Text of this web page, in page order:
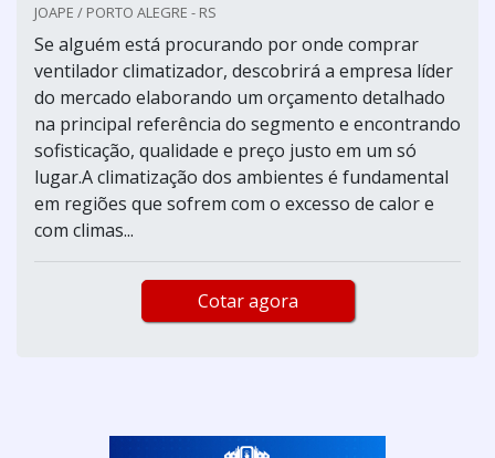
JOAPE / PORTO ALEGRE - RS
Se alguém está procurando por onde comprar
ventilador climatizador, descobrirá a empresa líder
do mercado elaborando um orçamento detalhado
na principal referência do segmento e encontrando
sofisticação, qualidade e preço justo em um só
lugar.A climatização dos ambientes é fundamental
em regiões que sofrem com o excesso de calor e
com climas...
Cotar agora